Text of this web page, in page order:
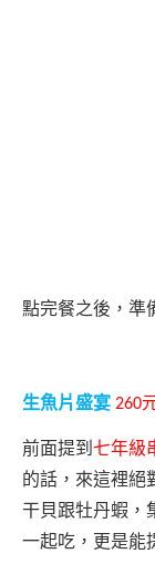
點完餐之後，準
生魚片盛宴 260
前面提到 七年級
的話，來這裡絕
干貝跟牡丹蝦，
一起吃，更是能